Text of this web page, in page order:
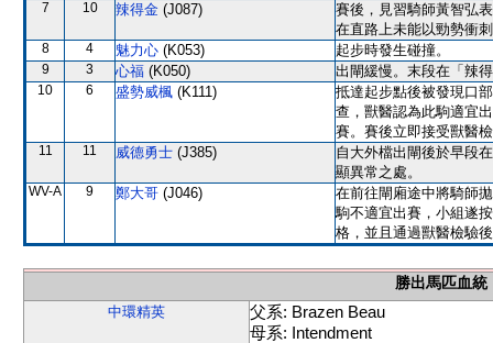
7 10 辣得金 (J087)
賽後，見習騎師黃智弘
在直路上未能以勁勢衝
8 4 魅力心 (K053) 起步時發生碰撞。
9 3 心福 (K050) 出閘緩慢。末段在「辣
10 6 盛勢威楓 (K111)
抵達起步點後被發現口
查，獸醫認為此駒適宜
賽。賽後立即接受獸醫
11 11 威德勇士 (J385)
自大外檔出閘後於早段
顯異常之處。
WV-A 9 鄭大哥 (J046)
在前往閘廂途中將騎師
駒不適宜出賽，小組遂
格，並且通過獸醫檢驗
勝出馬匹血統
中環精英
父系: Brazen Beau
母系: Intendment